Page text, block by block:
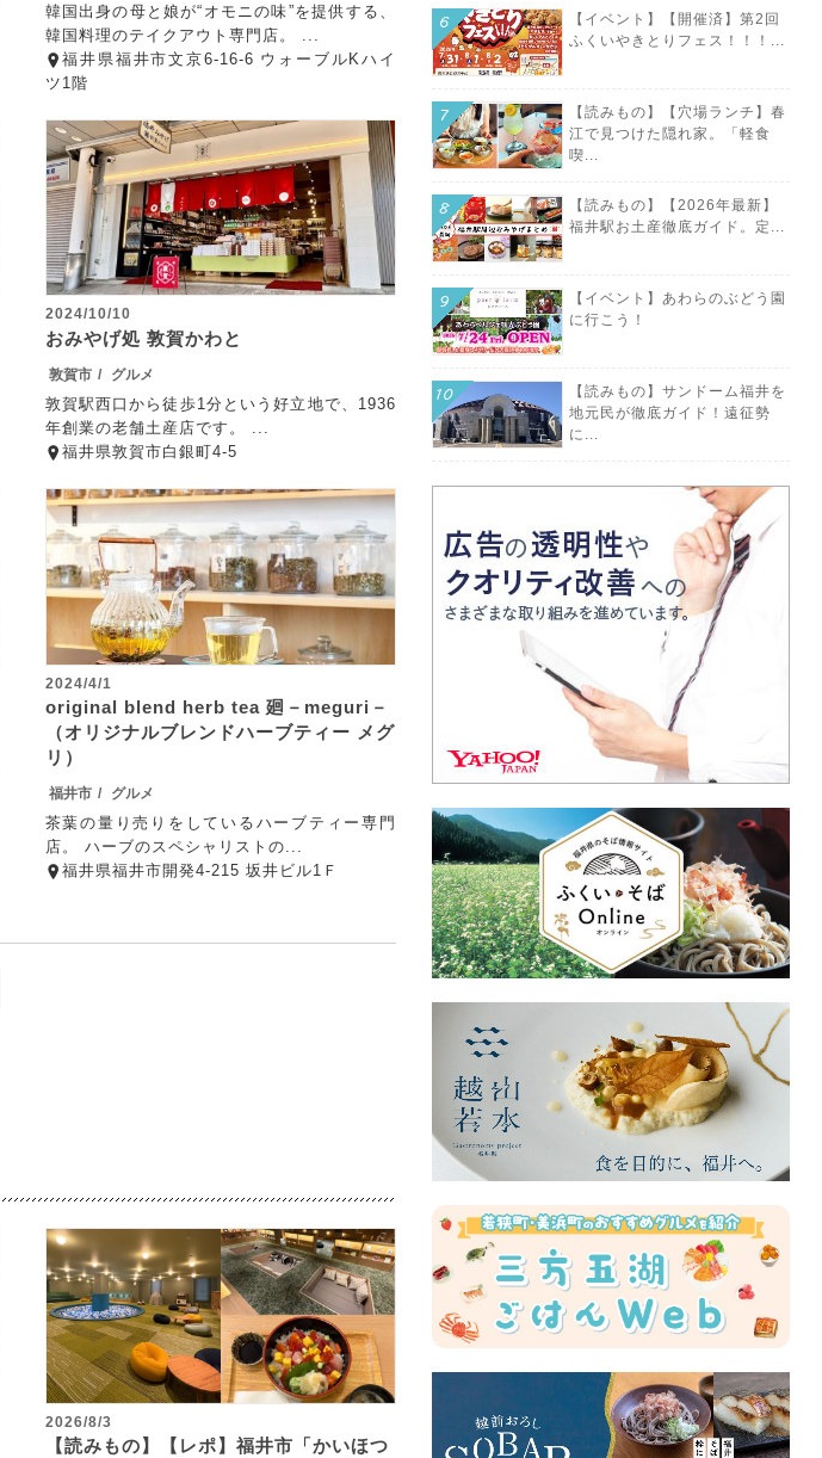
韓国出身の母と娘が“オモニの味”を提供する、
韓国料理のテイクアウト専門店。 ...
福井県福井市文京6-16-6 ウォーブルKハイ
ツ1階
2024/10/10
おみやげ処 敦賀かわと
敦賀市 グルメ
敦賀駅西口から徒歩1分という好立地で、1936
年創業の老舗土産店です。 ...
福井県敦賀市白銀町4-5
2024/4/1
original blend herb tea 廻－meguri－
（オリジナルブレンドハーブティー メグ
リ）
福井市 グルメ
茶葉の量り売りをしているハーブティー専門
店。 ハーブのスペシャリストの...
福井県福井市開発4-215 坂井ビル1Ｆ
2026/8/3
【読みもの】【レポ】福井市「かいほつ
【イベント】【開催済】第2回
ふくいやきとりフェス！！！...
【読みもの】【穴場ランチ】春
江で見つけた隠れ家。「軽食
喫...
【読みもの】【2026年最新】
福井駅お土産徹底ガイド。定...
【イベント】あわらのぶどう園
に行こう！
【読みもの】サンドーム福井を
地元民が徹底ガイド！遠征勢
に...